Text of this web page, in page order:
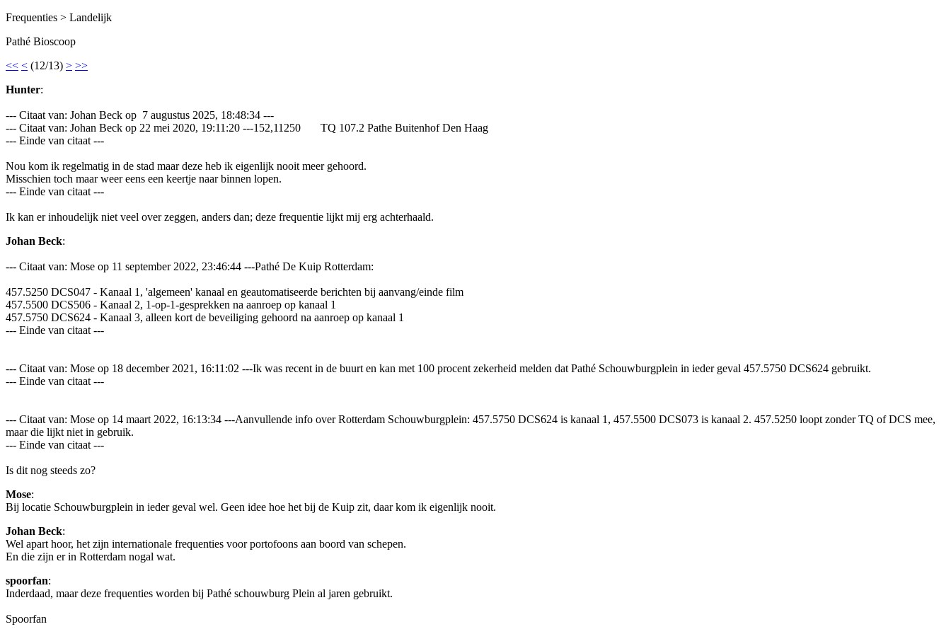
Frequenties > Landelijk
Pathé Bioscoop
<< < (12/13) > >>
Hunter:
--- Citaat van: Johan Beck op 7 augustus 2025, 18:48:34 ---
--- Citaat van: Johan Beck op 22 mei 2020, 19:11:20 ---152,11250 TQ 107.2 Pathe Buitenhof Den Haag
--- Einde van citaat ---
Nou kom ik regelmatig in de stad maar deze heb ik eigenlijk nooit meer gehoord.
Misschien toch maar weer eens een keertje naar binnen lopen.
--- Einde van citaat ---
Ik kan er inhoudelijk niet veel over zeggen, anders dan; deze frequentie lijkt mij erg achterhaald.
Johan Beck:
--- Citaat van: Mose op 11 september 2022, 23:46:44 ---Pathé De Kuip Rotterdam:
457.5250 DCS047 - Kanaal 1, 'algemeen' kanaal en geautomatiseerde berichten bij aanvang/einde film
457.5500 DCS506 - Kanaal 2, 1-op-1-gesprekken na aanroep op kanaal 1
457.5750 DCS624 - Kanaal 3, alleen kort de beveiliging gehoord na aanroep op kanaal 1
--- Einde van citaat ---
--- Citaat van: Mose op 18 december 2021, 16:11:02 ---Ik was recent in de buurt en kan met 100 procent zekerheid melden dat Pathé Schouwburgplein in ieder geval 457.5750 DCS624 gebruikt.
--- Einde van citaat ---
--- Citaat van: Mose op 14 maart 2022, 16:13:34 ---Aanvullende info over Rotterdam Schouwburgplein: 457.5750 DCS624 is kanaal 1, 457.5500 DCS073 is kanaal 2. 457.5250 loopt zonder TQ of DCS mee,
maar die lijkt niet in gebruik.
--- Einde van citaat ---
Is dit nog steeds zo?
Mose:
Bij locatie Schouwburgplein in ieder geval wel. Geen idee hoe het bij de Kuip zit, daar kom ik eigenlijk nooit.
Johan Beck:
Wel apart hoor, het zijn internationale frequenties voor portofoons aan boord van schepen.
En die zijn er in Rotterdam nogal wat.
spoorfan:
Inderdaad, maar deze frequenties worden bij Pathé schouwburg Plein al jaren gebruikt.
Spoorfan